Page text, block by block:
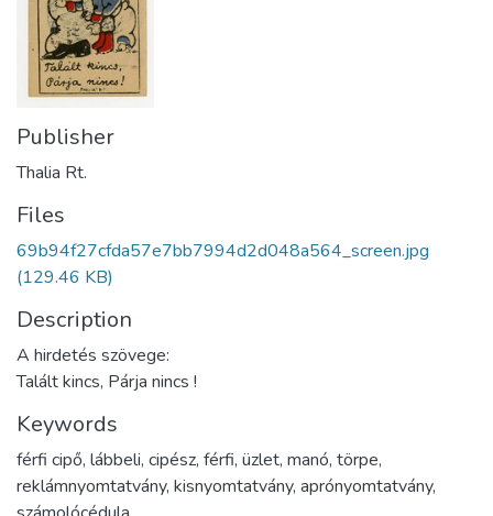
Publisher
Thalia Rt.
Files
69b94f27cfda57e7bb7994d2d048a564_screen.jpg
(129.46 KB)
Description
A hirdetés szövege:
Talált kincs, Párja nincs !
Keywords
férfi cipő, lábbeli, cipész, férfi, üzlet, manó, törpe,
reklámnyomtatvány, kisnyomtatvány, aprónyomtatvány,